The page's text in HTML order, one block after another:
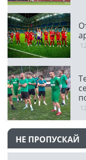
НЕ ПРОПУСКАЙ